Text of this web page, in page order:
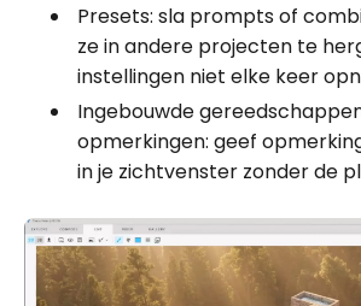
Presets: sla prompts of
ze in andere projecten te
instellingen niet elke keer
Ingebouwde
opmerkingen: geef
in je zichtvenster zonder de